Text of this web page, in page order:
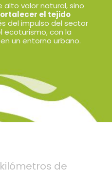
alto valor natural, sino
el tejido
del impulso del sector
ecoturismo, con la
un entorno urbano.
kilómetros de